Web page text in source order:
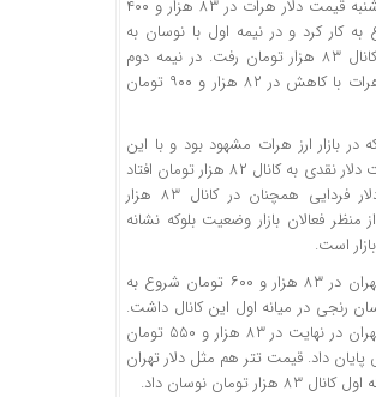
در بازار چهارشنبه قیمت دلار هرات در ۸۳ هزار و ۴۰۰
کار کرد و در نیمه اول با نوسان به
بالای میانه کانال ۸۳ هزار تومان رفت. در نیمه دوم
قیمت دلار هرات با کاهش در ۸۲ هزار و ۹۰۰ تومان
در بازار ارز هرات مشهود بود و با این
حال که قیمت دلار نقدی به کانال ۸۲ هزار تومان افتاد
اما قیمت دلار فردایی همچنان در کانال ۸۳ هزار
منظر فعالان بازار وضعیت بلوکه نشانه
است.
قیمت دلار تهران در ۸۳ هزار و ۶۰۰ تومان شروع به
رنجی در میانه اول این کانال داشت.
قیمت دلار تهران در نهایت در ۸۳ هزار و ۵۵۰ تومان
داد. قیمت تتر هم مثل دلار تهران
تومان نوسان داد.